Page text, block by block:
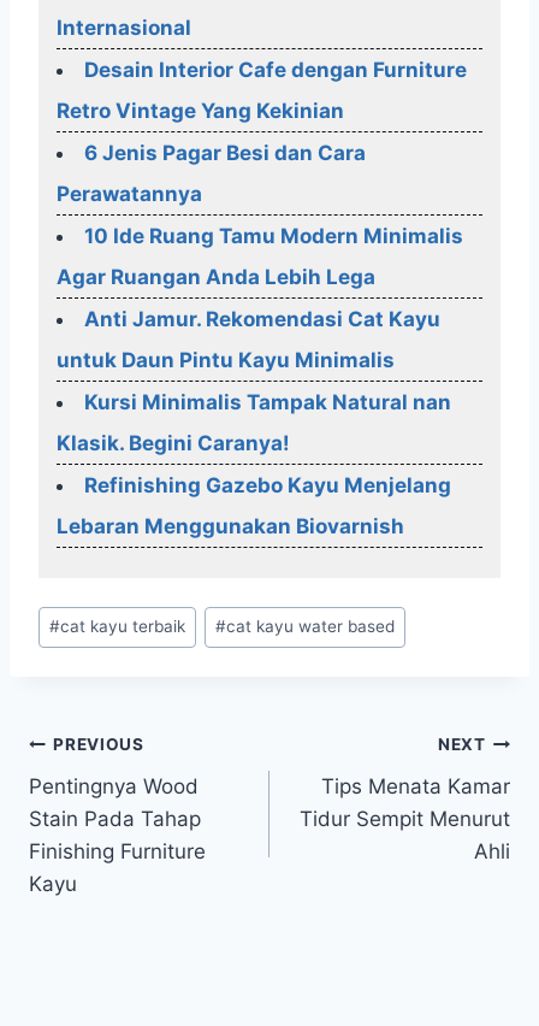
Internasional
Desain Interior Cafe dengan Furniture
Retro Vintage Yang Kekinian
6 Jenis Pagar Besi dan Cara
Perawatannya
10 Ide Ruang Tamu Modern Minimalis
Agar Ruangan Anda Lebih Lega
Anti Jamur. Rekomendasi Cat Kayu
untuk Daun Pintu Kayu Minimalis
Kursi Minimalis Tampak Natural nan
Klasik. Begini Caranya!
Refinishing Gazebo Kayu Menjelang
Lebaran Menggunakan Biovarnish
Post
Tags:
#cat kayu terbaik #cat kayu water based
Post
navigation
PREVIOUS
Pentingnya Wood
Stain Pada Tahap
Finishing Furniture
Kayu
NEXT
Tips Menata Kamar
Tidur Sempit Menurut
Ahli